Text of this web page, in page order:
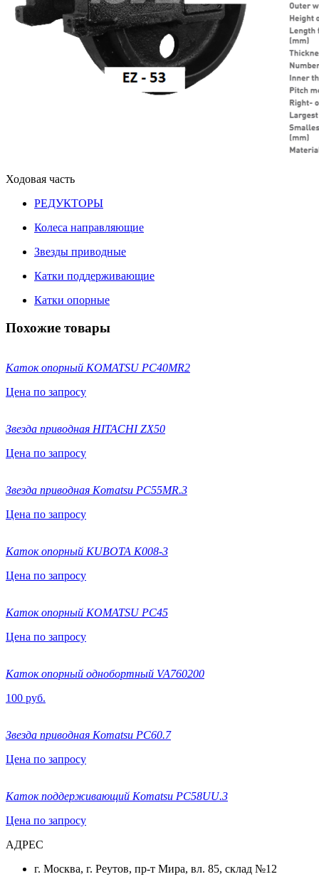
Ходовая часть
РЕДУКТОРЫ
Колеса направляющие
Звезды приводные
Катки поддерживающие
Катки опорные
Похожие товары
Каток опорный KOMATSU PC40MR2
Цена по запросу
Звезда приводная HITACHI ZX50
Цена по запросу
Звезда приводная Komatsu PC55MR.3
Цена по запросу
Каток опорный KUBOTA К008-3
Цена по запросу
Каток опорный KOMATSU PC45
Цена по запросу
Каток опорный однобортный VA760200
100 руб.
Звезда приводная Komatsu PC60.7
Цена по запросу
Каток поддерживающий Komatsu PC58UU.3
Цена по запросу
АДРЕС
г. Москва, г. Реутов, пр-т Мира, вл. 85, склад №12